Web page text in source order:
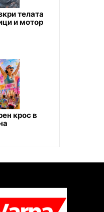
телата
и мотор
крос в